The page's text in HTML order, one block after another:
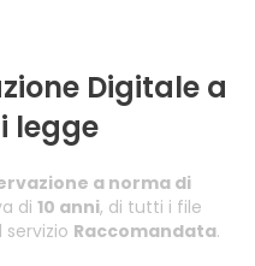
Digitale a
legge
a norma di
di 10 anni, di tutti i file
Raccomandata.